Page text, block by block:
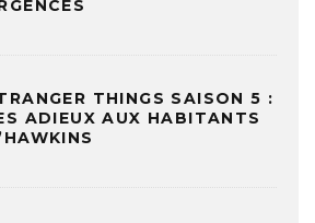
THINGS SAISON 5 :
ADIEUX AUX HABITANTS